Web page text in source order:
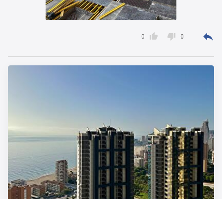

0  0 